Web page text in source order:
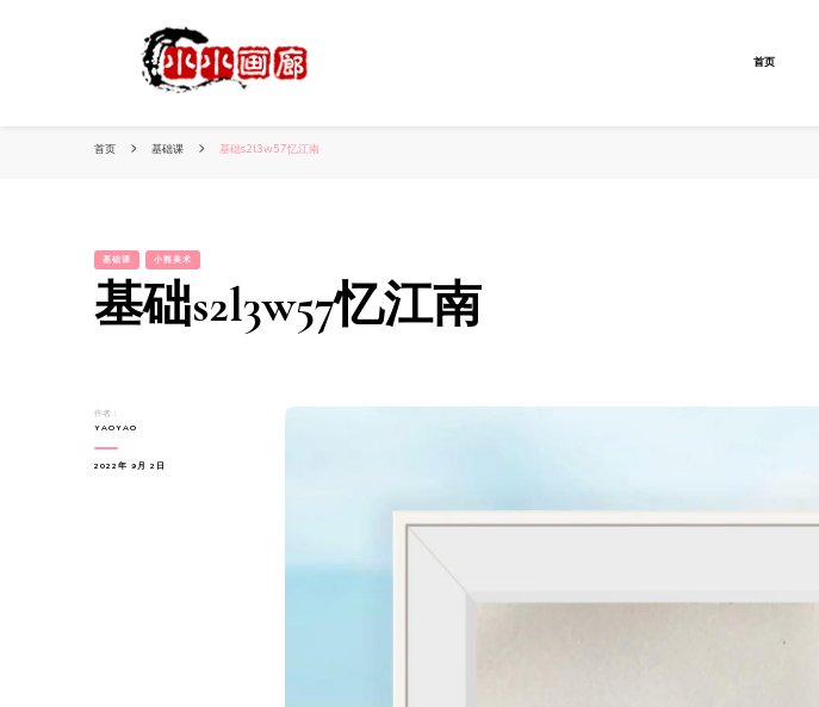
首页
首页 基础课 基础s2l3w57忆江南
基础课 小熊美术
基础s2l3w57忆江南
作者：
YAOYAO
2022年 9月 2日